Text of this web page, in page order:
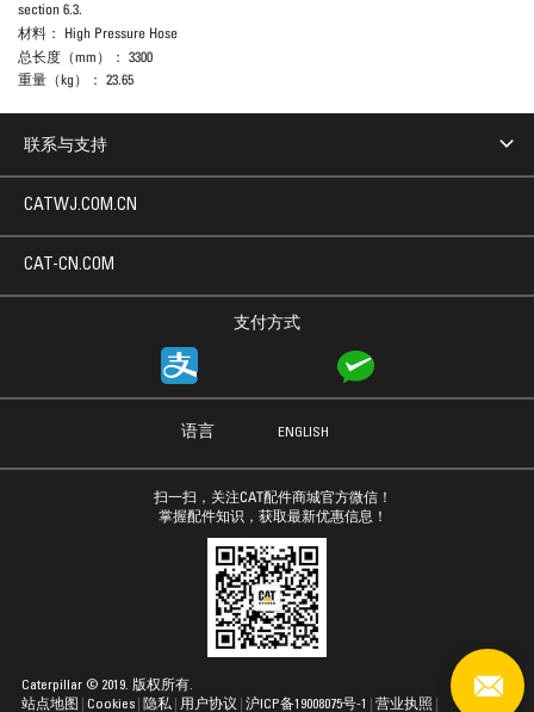
section 6.3.
材料： High Pressure Hose
总长度（mm）： 3300
重量（kg）： 23.65
联系与支持
支付方式
CATWJ.COM.CN
CAT-CN.COM
语言 ENGLISH
扫一扫，关注CAT配件商城官方微信！
掌握配件知识，获取最新优惠信息！
站点地图 Cookies 隐私 用户协议
Caterpillar © 2019. 版权所有.
沪ICP备19008075号-1
营业执照